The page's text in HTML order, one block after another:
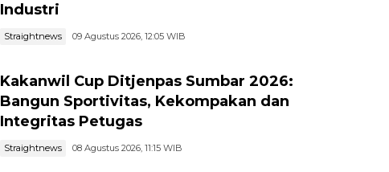
Industri
Straightnews 09 Agustus 2026, 12:05 WIB
Kakanwil Cup Ditjenpas Sumbar 2026:
Bangun Sportivitas, Kekompakan dan
Integritas Petugas
Straightnews 08 Agustus 2026, 11:15 WIB